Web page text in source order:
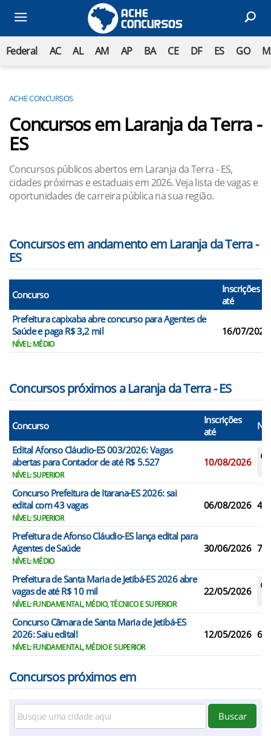
Federal AC AL AM AP BA CE DF ES GO
ACHE CONCURSOS
Concursos em Laranja da Terra -
ES
Concursos públicos abertos em Laranja da Terra - ES,
cidades próximas e estaduais em 2026. Veja lista de vagas e
oportunidades de carreira pública na sua região.
Concursos em andamento em Laranja da Terra -
ES
Concurso
Inscrições
até
Prefeitura capixaba abre concurso para Agentes de
Saúde e paga R$ 3,2 mil
NÍVEL: MÉDIO
16/07/2026
Concursos próximos a Laranja da Terra - ES
Concurso
Inscrições
até
N°
Edital Afonso Cláudio-ES 003/2026: Vagas
abertas para Contador de até R$ 5.527
NÍVEL: SUPERIOR
10/08/2026
Concurso Prefeitura de Itarana-ES 2026: sai
edital com 43 vagas
NÍVEL: SUPERIOR
06/08/2026 43
Prefeitura de Afonso Cláudio-ES lança edital para
Agentes de Saúde
NÍVEL: MÉDIO
30/06/2026 7
Prefeitura de Santa Maria de Jetibá-ES 2026 abre
vagas de até R$ 10 mil
NÍVEL: FUNDAMENTAL, MÉDIO, TÉCNICO E SUPERIOR
22/05/2026
Concurso Câmara de Santa Maria de Jetibá-ES
2026: Saiu edital!
NÍVEL: FUNDAMENTAL, MÉDIO E SUPERIOR
12/05/2026 6
Concursos próximos em
Buscar